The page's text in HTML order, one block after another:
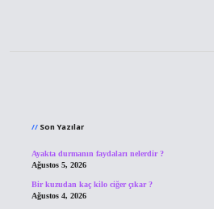
Son Yazılar
Ayakta durmanın faydaları nelerdir ?
Ağustos 5, 2026
Bir kuzudan kaç kilo ciğer çıkar ?
Ağustos 4, 2026